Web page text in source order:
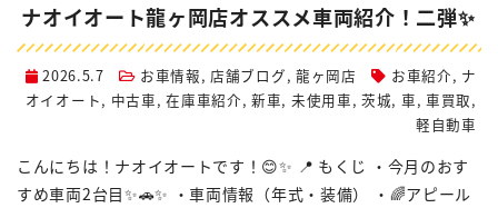
ナオイオート龍ヶ岡店オススメ車両紹介！二弾✨
2026.5.7 お車情報, 店舗ブログ, 龍ヶ岡店 お車紹介, ナ
オイオート, 中古車,在庫車紹介,新車, 未使用車,茨城, 車, 車買取,
軽自動車
こんにちは！ナオイオートです！😊✨ 📍 もくじ ・今月のおす
すめ車両2台目✨🚗✨ ・車両情報（年式・装備） ・🌈アピール